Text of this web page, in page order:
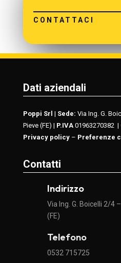
CONTATTACI
Dati aziendali
Poppi Srl | Sede: Via Ing. G.
Pieve (FE) | P.IVA01963270382 |
Privacy policy– Preferenze
Contatti
Indirizzo
Via Ing. G. Boicelli 2/4
(FE)
Telefono
0532 715725